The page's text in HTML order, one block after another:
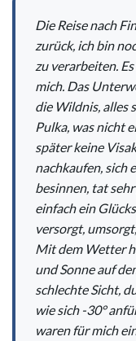
Die Reise nach
zurück, ich bin
zu verarbeiten.
mich. Das
die Wildnis, alles
Pulka, was nicht
später keine
nachkaufen, sich
besinnen, tat
einfach ein
versorgt,
Mit dem Wetter
und Sonne auf
schlechte Sicht,
wie sich -30°
waren für mich